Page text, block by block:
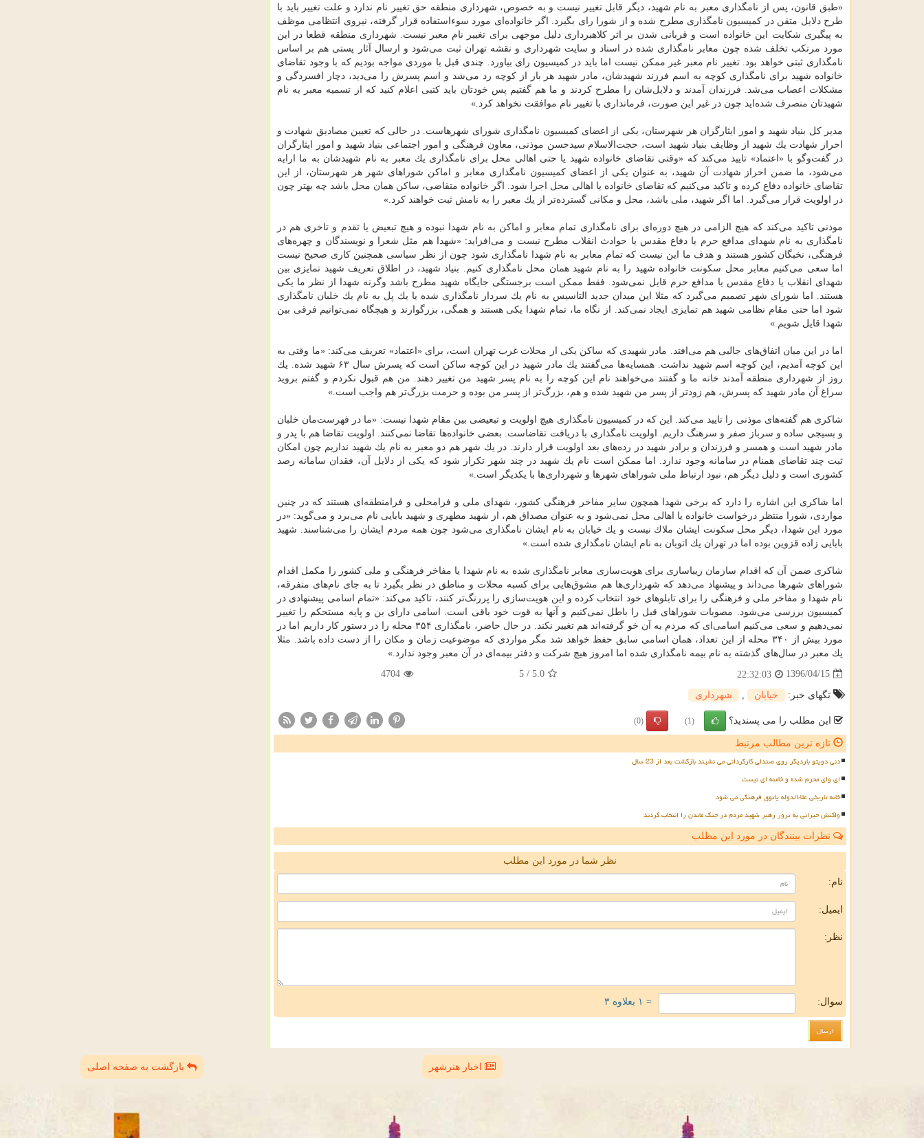
«طبق قانون، پس از نامگذاری معبر به نام شهید، دیگر قابل تغییر نیست و به خصوص، شهرداری منطقه حق تغییر نام ندارد و علت تغییر باید با
طرح دلایل متقن در كمیسیون نامگذاری مطرح شده و از شورا رای بگیرد. اگر خانواده‌ای مورد سوءاستفاده قرار گرفته، نیروی انتظامی موظف
به پیگیری شكایت این خانواده است و قربانی شدن بر اثر كلاهبرداری دلیل موجهی برای تغییر نام معبر نیست. شهرداری منطقه قطعا در این
مورد مرتكب تخلف شده چون معابر نامگذاری شده در اسناد و سایت شهرداری و نقشه تهران ثبت می‌شود و ارسال آثار پستی هم بر اساس
نامگذاری ثبتی خواهد بود. تغییر نام معبر غیر ممكن نیست اما باید در كمیسیون رای بیاورد. چندی قبل با موردی مواجه بودیم كه با وجود تقاضای
خانواده شهید برای نامگذاری كوچه به اسم فرزند شهیدشان، مادر شهید هر بار از كوچه رد می‌شد و اسم پسرش را می‌دید، دچار افسردگی و
مشكلات اعصاب می‌شد. فرزندان آمدند و دلایل‌شان را مطرح كردند و ما هم گفتیم پس خودتان باید كتبی اعلام كنید كه از تسمیه معبر به نام
شهیدتان منصرف شده‌اید چون در غیر این صورت، فرمانداری با تغییر نام موافقت نخواهد كرد.»
مدیر كل بنیاد شهید و امور ایثارگران هر شهرستان، یكی از اعضای كمیسیون نامگذاری شورای شهرهاست. در حالی كه تعیین مصادیق شهادت و
احراز شهادت یك شهید از وظایف بنیاد شهید است، حجت‌الاسلام سیدحسن موذنی، معاون فرهنگی و امور اجتماعی بنیاد شهید و امور ایثارگران
در گفت‌وگو با «اعتماد» تایید می‌كند كه «وقتی تقاضای خانواده شهید یا حتی اهالی محل برای نامگذاری یك معبر به نام شهیدشان به ما ارایه
می‌شود، ما ضمن احراز شهادت آن شهید، به عنوان یكی از اعضای كمیسیون نامگذاری معابر و اماكن شوراهای شهر هر شهرستان، از این
تقاضای خانواده دفاع كرده و تاكید می‌كنیم كه تقاضای خانواده یا اهالی محل اجرا شود. اگر خانواده متقاضی، ساكن همان محل باشد چه بهتر چون
در اولویت قرار می‌گیرد. اما اگر شهید، ملی باشد، محل و مكانی گسترده‌تر از یك معبر را به نامش ثبت خواهند كرد.»
موذنی تاكید می‌كند كه هیچ الزامی در هیچ دوره‌ای برای نامگذاری تمام معابر و اماكن به نام شهدا نبوده و هیچ تبعیض یا تقدم و تاخری هم در
نامگذاری به نام شهدای مدافع حرم یا دفاع مقدس یا حوادث انقلاب مطرح نیست و می‌افزاید: «شهدا هم مثل شعرا و نویسندگان و چهره‌های
فرهنگی، نخبگان كشور هستند و هدف ما این نیست كه تمام معابر به نام شهدا نامگذاری شود چون از نظر سیاسی همچنین كاری صحیح نیست
اما سعی می‌كنیم معابر محل سكونت خانواده شهید را به نام شهید همان محل نامگذاری كنیم. بنیاد شهید، در اطلاق تعریف شهید تمایزی بین
شهدای انقلاب یا دفاع مقدس یا مدافع حرم قایل نمی‌شود. فقط ممكن است برجستگی جایگاه شهید مطرح باشد وگرنه شهدا از نظر ما یكی
هستند. اما شورای شهر تصمیم می‌گیرد كه مثلا این میدان جدید التاسیس به نام یك سردار نامگذاری شده یا یك پل به نام یك خلبان نامگذاری
شود اما حتی مقام نظامی شهید هم تمایزی ایجاد نمی‌كند. از نگاه ما، تمام شهدا یكی هستند و همگی، بزرگوارند و هیچگاه نمی‌توانیم فرقی بین
شهدا قایل شویم.»
اما در این میان اتفاق‌های جالبی هم می‌افتد. مادر شهیدی كه ساكن یكی از محلات غرب تهران است، برای «اعتماد» تعریف می‌كند: «ما وقتی به
این كوچه آمدیم، این كوچه اسم شهید نداشت. همسایه‌ها می‌گفتند یك مادر شهید در این كوچه ساكن است كه پسرش سال ۶۳ شهید شده. یك
روز از شهرداری منطقه آمدند خانه ما و گفتند می‌خواهند نام این كوچه را به نام پسر شهید من تغییر دهند. من هم قبول نكردم و گفتم بروید
سراغ آن مادر شهید كه پسرش، هم زودتر از پسر من شهید شده و هم، بزرگ‌تر از پسر من بوده و حرمت بزرگ‌تر هم واجب است.»
شاكری هم گفته‌های موذنی را تایید می‌كند. این كه در كمیسیون نامگذاری هیچ اولویت و تبعیضی بین مقام شهدا نیست: «ما در فهرست‌مان خلبان
و بسیجی ساده و سرباز صفر و سرهنگ داریم. اولویت نامگذاری با دریافت تقاضاست. بعضی خانواده‌ها تقاضا نمی‌كنند. اولویت تقاضا هم با پدر و
مادر شهید است و همسر و فرزندان و برادر شهید در رده‌های بعد اولویت قرار دارند. در یك شهر هم دو معبر به نام یك شهید نداریم چون امكان
ثبت چند تقاضای همنام در سامانه وجود ندارد. اما ممكن است نام یك شهید در چند شهر تكرار شود كه یكی از دلایل آن، فقدان سامانه رصد
كشوری است و دلیل دیگر هم، نبود ارتباط ملی شوراهای شهرها و شهرداری‌ها با یكدیگر است.»
اما شاكری این اشاره را دارد كه برخی شهدا همچون سایر مفاخر فرهنگی كشور، شهدای ملی و فرامحلی و فرامنطقه‌ای هستند كه در چنین
مواردی، شورا منتظر درخواست خانواده یا اهالی محل نمی‌شود و به عنوان مصداق هم، از شهید مطهری و شهید بابایی نام می‌برد و می‌گوید: «در
مورد این شهدا، دیگر محل سكونت ایشان ملاك نیست و یك خیابان به نام ایشان نامگذاری می‌شود چون همه مردم ایشان را می‌شناسند. شهید
بابایی ‌زاده قزوین بوده اما در تهران یك اتوبان به نام ایشان نامگذاری شده است.»
شاكری ضمن آن كه اقدام سازمان زیباسازی برای هویت‌سازی معابر نامگذاری شده به نام شهدا یا مفاخر فرهنگی و ملی كشور را مكمل اقدام
شوراهای شهرها می‌داند و پیشنهاد می‌دهد كه شهرداری‌ها هم مشوق‌هایی برای كسبه محلات و مناطق در نظر بگیرد تا به جای نام‌های متفرقه،
نام شهدا و مفاخر ملی و فرهنگی را برای تابلوهای خود انتخاب كرده و این هویت‌سازی را پررنگ‌تر كنند، تاكید می‌كند: «تمام اسامی پیشنهادی در
كمیسیون بررسی می‌شود. مصوبات شوراهای قبل را باطل نمی‌كنیم و آنها به قوت خود باقی است. اسامی دارای بن و پایه مستحكم را تغییر
نمی‌دهیم و سعی می‌كنیم اسامی‌ای كه مردم به آن خو گرفته‌اند هم تغییر نكند. در حال حاضر، نامگذاری ۳۵۴ محله را در دستور كار داریم اما در
مورد بیش از ۳۴۰ محله از این تعداد، همان اسامی سابق حفظ خواهد شد مگر مواردی كه موضوعیت زمان و مكان را از دست داده باشد. مثلا
یك معبر در سال‌های گذشته به نام بیمه نامگذاری شده اما امروز هیچ شركت و دفتر بیمه‌ای در آن معبر وجود ندارد.»
1396/04/15
22:32:03
5.0
/
5
4704
تگهای خبر: خیابان شهرداری
این مطلب را می پسندید؟ (1)
(0)
تازه ترین مطالب مرتبط
دنی دویتو باردیگر روی صندلی کارگردانی می نشیند بازگشت بعد از 23 سال
ای وای محرم شده و خامنه ای نیست
خانه تاریخی علاءالدوله پاتوق فرهنگی می شود
واکنش حیرانی به ترور رهبر شهید مردم در جنگ ماندن را انتخاب کردند
نظرات بینندگان در مورد این مطلب
نظر شما در مورد این مطلب
نام:
ایمیل:
نظر:
سوال: = ۱ بعلاوه ۳
اخبار هنرشهر بازگشت به صفحه اصلی